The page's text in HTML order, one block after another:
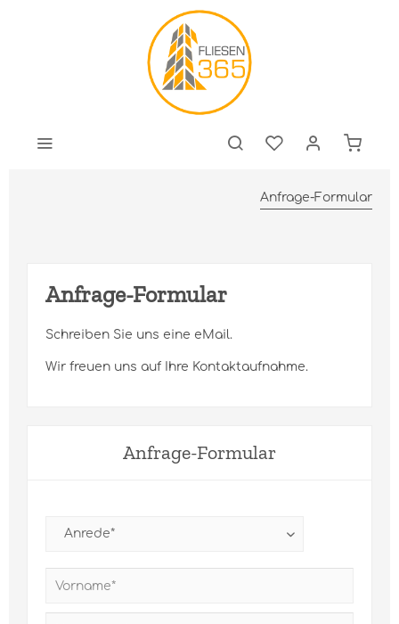
Anfrage-Formular
Anfrage-Formular
Schreiben Sie uns eine eMail.
Wir freuen uns auf Ihre Kontaktaufnahme.
Anfrage-Formular